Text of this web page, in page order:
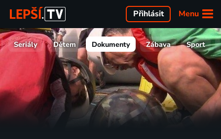
Menu
Přihlásit
Seriály Dětem Dokumenty Zábava Sport